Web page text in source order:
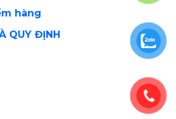
hàng
QUY ĐỊNH